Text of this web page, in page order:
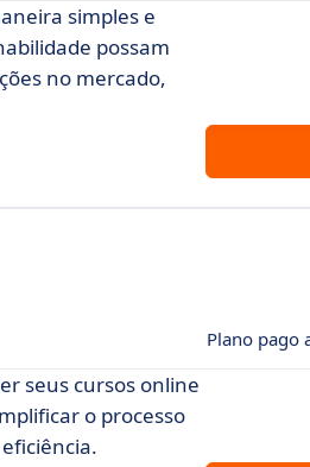
simples e
possam
no mercado,
Plano pago
seus cursos online
o processo